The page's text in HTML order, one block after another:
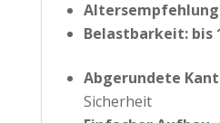
Altersempfehlung:
Belastbarkeit: bis
Abgerundete
Sicherheit